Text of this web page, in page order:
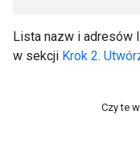
Lista nazw i adresów
w sekcji Krok 2.
Czy te